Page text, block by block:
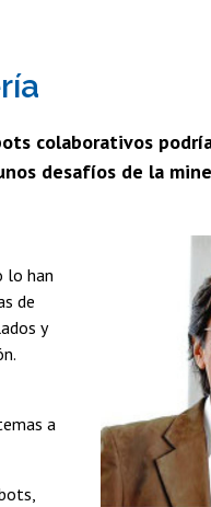
Bachillerato
colaborativos
desafíos de la
lo han
de
y
a